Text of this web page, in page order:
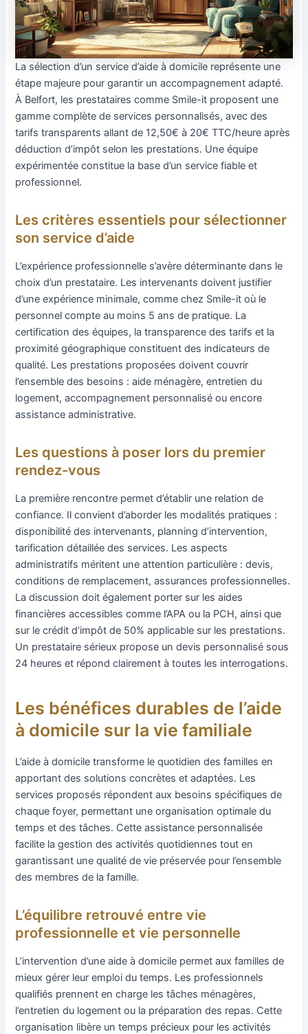
La sélection d’un service d’aide à domicile représente une
étape majeure pour garantir un accompagnement adapté.
À Belfort, les prestataires comme Smile-it proposent une
gamme complète de services personnalisés, avec des
tarifs transparents allant de 12,50€ à 20€ TTC/heure après
déduction d’impôt selon les prestations. Une équipe
expérimentée constitue la base d’un service fiable et
professionnel.
Les critères essentiels pour sélectionner
son service d’aide
L’expérience professionnelle s’avère déterminante dans le
choix d’un prestataire. Les intervenants doivent justifier
d’une expérience minimale, comme chez Smile-it où le
personnel compte au moins 5 ans de pratique. La
certification des équipes, la transparence des tarifs et la
proximité géographique constituent des indicateurs de
qualité. Les prestations proposées doivent couvrir
l’ensemble des besoins : aide ménagère, entretien du
logement, accompagnement personnalisé ou encore
assistance administrative.
Les questions à poser lors du premier
rendez-vous
La première rencontre permet d’établir une relation de
confiance. Il convient d’aborder les modalités pratiques :
disponibilité des intervenants, planning d’intervention,
tarification détaillée des services. Les aspects
administratifs méritent une attention particulière : devis,
conditions de remplacement, assurances professionnelles.
La discussion doit également porter sur les aides
financières accessibles comme l’APA ou la PCH, ainsi que
sur le crédit d’impôt de 50% applicable sur les prestations.
Un prestataire sérieux propose un devis personnalisé sous
24 heures et répond clairement à toutes les interrogations.
Les bénéfices durables de l’aide
à domicile sur la vie familiale
L’aide à domicile transforme le quotidien des familles en
apportant des solutions concrètes et adaptées. Les
services proposés répondent aux besoins spécifiques de
chaque foyer, permettant une organisation optimale du
temps et des tâches. Cette assistance personnalisée
facilite la gestion des activités quotidiennes tout en
garantissant une qualité de vie préservée pour l’ensemble
des membres de la famille.
L’équilibre retrouvé entre vie
professionnelle et vie personnelle
L’intervention d’une aide à domicile permet aux familles de
mieux gérer leur emploi du temps. Les professionnels
qualifiés prennent en charge les tâches ménagères,
l’entretien du logement ou la préparation des repas. Cette
organisation libère un temps précieux pour les activités